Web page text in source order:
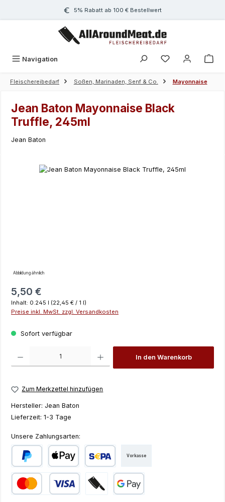
Zum Hauptinhalt springen5% Rabatt ab 100 € Bestellwert
Navigation
Fleischereibedarf Soßen, Marinaden, Senf & Co. Mayonnaise
Jean Baton Mayonnaise Black
Truffle, 245ml
Jean Baton
Bildergalerie überspringen
Abbildung ähnlich
Regulärer Preis:
5,50 €
Inhalt: 0.245 l (22,45 € / 1 l)
Preise inkl. MwSt. zzgl. Versandkosten
Sofort verfügbar
In den Warenkorb
Zum Merkzettel hinzufügen
Hersteller: Jean Baton
Lieferzeit: 1-3 Tage
Unsere Zahlungsarten:
PayPal Apple Pay SEPA Lastschrift
Vorkasse